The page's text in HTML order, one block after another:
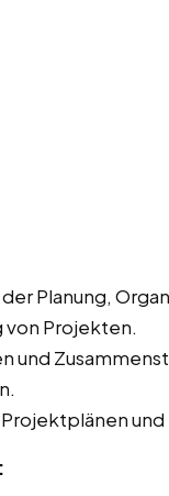
Planung,
von Projekten.
und